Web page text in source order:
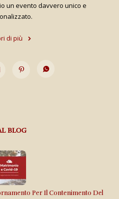
un evento davvero unico e
di più
BLOG
Per Il Contenimento Del